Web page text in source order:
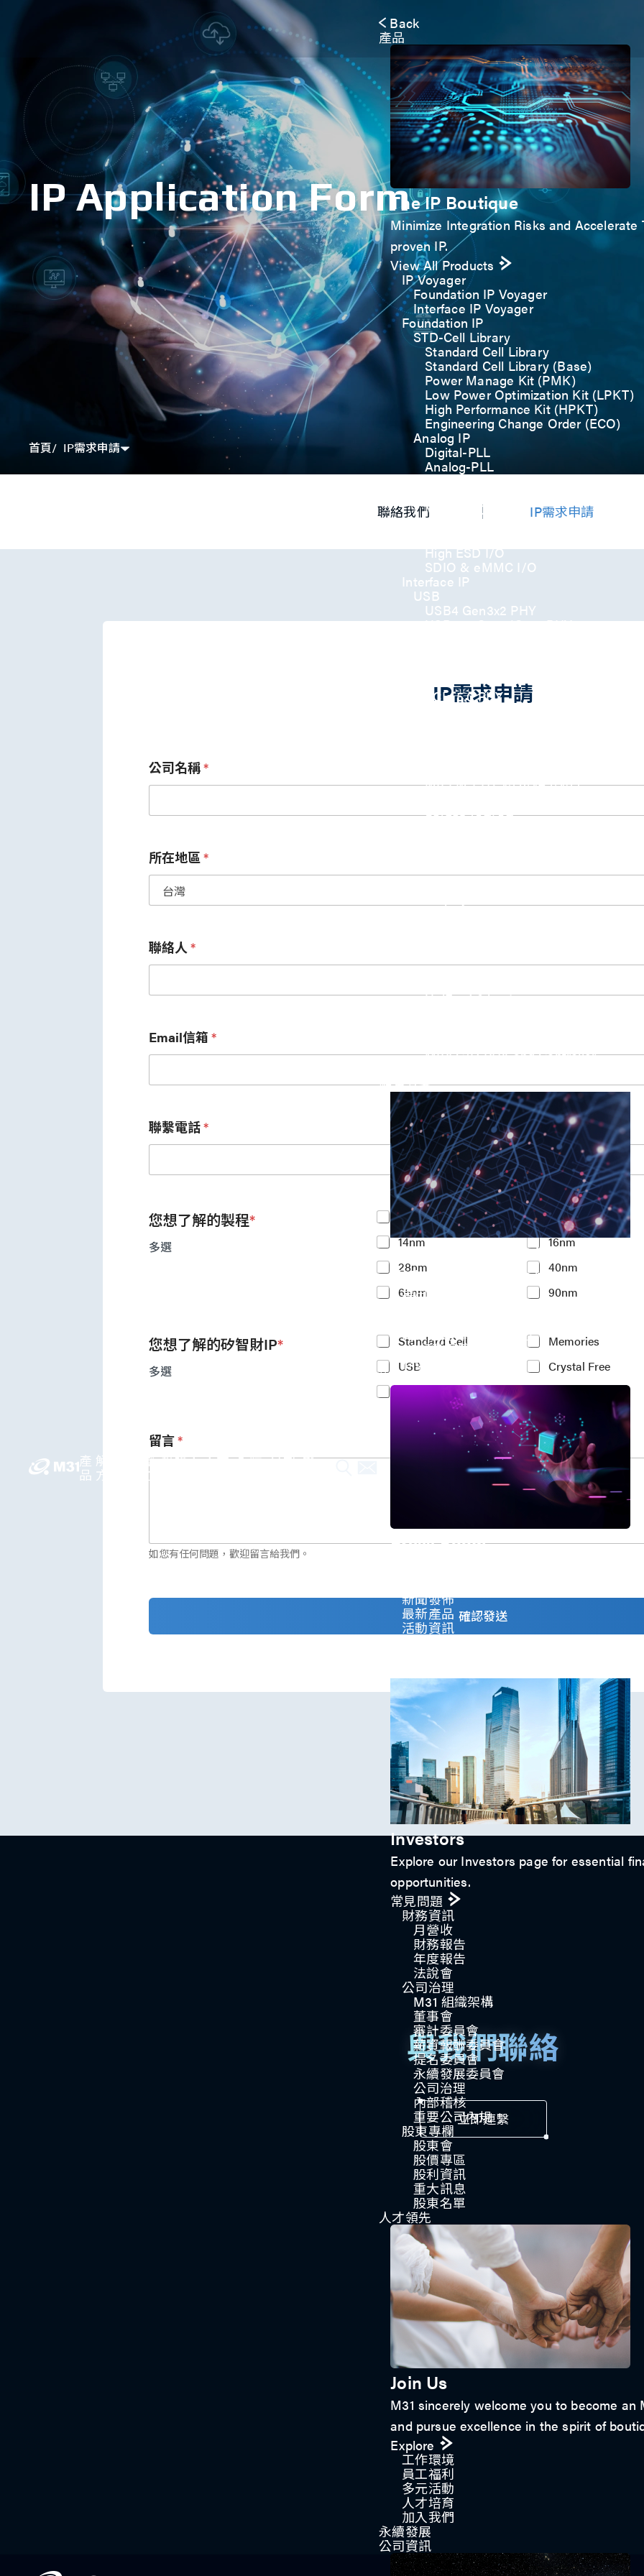
產
品
解決
方案
媒體
中心
投資人人才 永續 公司 繁
Back
產品
The IP Boutique
Minimize Integration Risks and
proven IP.
View All Products
IP Voyager
Foundation IP Voyager
Interface IP Voyager
Foundation IP
STD-Cell Library
Standard Cell Library
Standard Cell Library (Base)
Power Manage Kit (PMK)
Low Power Optimization Kit (LPKT)
High Performance Kit (HPKT)
Engineering Change Order (ECO)
Analog IP
Digital-PLL
Analog-PLL
ADC / Temp. Sensor
Memory Compiler
I/O
High ESD I/O
SDIO & eMMC I/O
Interface IP
USB
USB4 Gen3x2 PHY
USB 3.2 Gen2/Gen1 PHY
PCIe 5.0 PHY
MIPI M-PHY v5.0/v4.1/v3.1
Serdes 10G/5G
DisplayPort RX
UniPro Controller 2.0 (host / device)
UniPro 1.6 host
MIPI C/D PHY and Controller
解決方案
Accelerate Innovative
M31’s vision is to be the most
車用電子
高效能運算與數據中心
5G行動運算
存儲應用
媒體中心
Press Room
新聞發佈
最新產品
活動資訊
Investors
Explore our Investors page for essential
opportunities.
常見問題
財務資訊
月營收
財務報告
年度報告
法說會
公司治理​
M31 組織架構
董事會
審計委員會
薪資報酬委員會
提名委員會
永續發展委員會
公司治理
內部稽核
重要公司內規​​
股東專欄
股東會
股價專區
股利資訊
重大訊息
股東名單
人才領先
Join Us
M31 sincerely welcome you to become
and pursue excellence in the spirit of
Explore
工作環境
員工福利
多元活動
人才培育
加入我們
永續發展
公司資訊
IP Application Form
首頁 IP需求申請
聯絡我們 IP需求申請
IP需求申請
公司名稱*
所在地區*
聯絡人*
Email信箱 *
聯繫電話*
您想了解的製程*
多選
Y
o
u
r
I
n
t
e
s
t
d
e
e
<7nm 7nm
14nm
16nm
28nm
40nm
65nm
90nm
您想了解的矽智財IP*
多選
Y
o
u
r
I
e
P
p
*
Standard Cell Memories
USB
Crystal Free
留言*
如您有任何問題，歡迎留言給我們。
確認發送
與我們聯絡
立即連繫